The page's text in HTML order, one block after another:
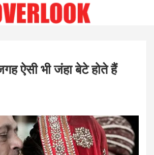
ऐसी भी जंहा बेटे होते हैं